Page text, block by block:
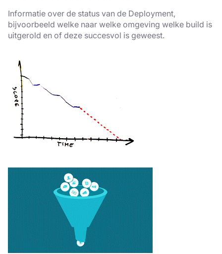
Informatie over de status van de Deployment,
bijvoorbeeld welke naar welke omgeving welke build is
uitgerold en of deze succesvol is geweest.